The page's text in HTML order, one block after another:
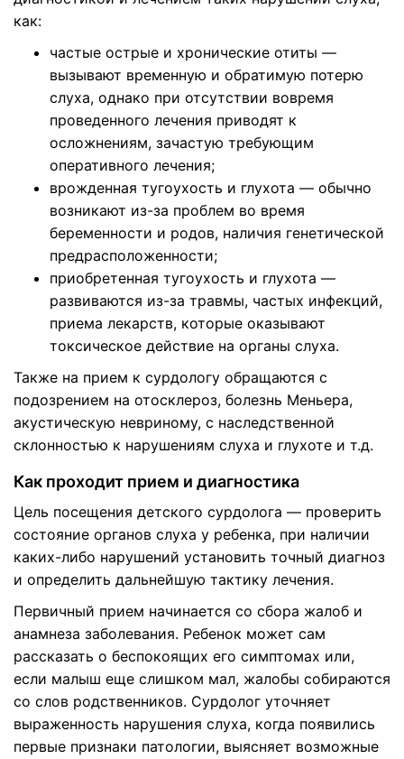
как:
частые острые и хронические отиты —
вызывают временную и обратимую потерю
слуха, однако при отсутствии вовремя
проведенного лечения приводят к
осложнениям, зачастую требующим
оперативного лечения;
врожденная тугоухость и глухота — обычно
возникают из-за проблем во время
беременности и родов, наличия генетической
предрасположенности;
приобретенная тугоухость и глухота —
развиваются из-за травмы, частых инфекций,
приема лекарств, которые оказывают
токсическое действие на органы слуха.
Также на прием к сурдологу обращаются с
подозрением на отосклероз, болезнь Меньера,
акустическую невриному, с наследственной
склонностью к нарушениям слуха и глухоте и т.д.
Как проходит прием и диагностика
Цель посещения детского сурдолога — проверить
состояние органов слуха у ребенка, при наличии
каких-либо нарушений установить точный диагноз
и определить дальнейшую тактику лечения.
Первичный прием начинается со сбора жалоб и
анамнеза заболевания. Ребенок может сам
рассказать о беспокоящих его симптомах или,
если малыш еще слишком мал, жалобы собираются
со слов родственников. Сурдолог уточняет
выраженность нарушения слуха, когда появились
первые признаки патологии, выясняет возможные